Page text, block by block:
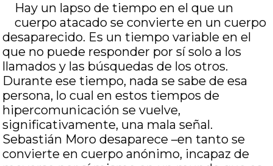
Hay un lapso de tiempo en el que un
cuerpo atacado se convierte en un cuerpo
desaparecido. Es un tiempo variable en el
que no puede responder por sí solo a los
llamados y las búsquedas de los otros.
Durante ese tiempo, nada se sabe de esa
persona, lo cual en estos tiempos de
hipercomunicación se vuelve,
significativamente, una mala señal.
Sebastián Moro desaparece –en tanto se
convierte en cuerpo anónimo, incapaz de